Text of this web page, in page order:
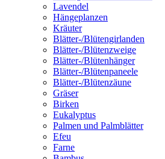
Lavendel
Hängeplanzen
Kräuter
Blätter-/Blütengirlanden
Blätter-/Blütenzweige
Blätter-/Blütenhänger
Blätter-/Blütenpaneele
Blätter-/Blütenzäune
Gräser
Birken
Eukalyptus
Palmen und Palmblätter
Efeu
Farne